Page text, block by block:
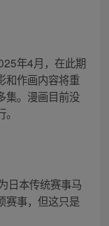
年4月，在此期
和作画内容将重
集。漫画目前没
日本传统赛事马
赛事，但这只是